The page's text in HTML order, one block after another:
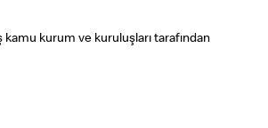
kurum ve kuruluşları tarafından